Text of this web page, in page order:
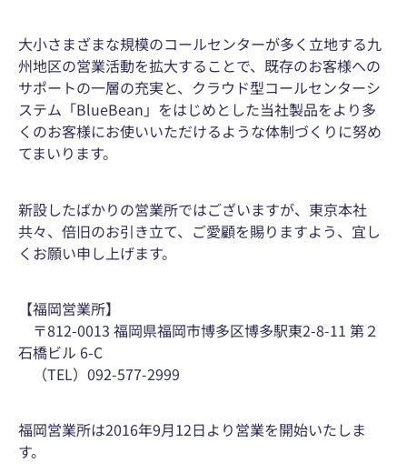
大小さまざまな規模のコールセンターが多く立地する九
州地区の営業活動を拡大することで、既存のお客様への
サポートの一層の充実と、クラウド型コールセンターシ
ステム「BlueBean」をはじめとした当社製品をより多
くのお客様にお使いいただけるような体制づくりに努め
てまいります。
新設したばかりの営業所ではございますが、東京本社
共々、倍旧のお引き立て、ご愛顧を賜りますよう、宜し
くお願い申し上げます。
【福岡営業所】
〒812-0013 福岡県福岡市博多区博多駅東2-8-11 第２
石橋ビル 6-C
（TEL）092-577-2999
福岡営業所は2016年9月12日より営業を開始いたしま
す。